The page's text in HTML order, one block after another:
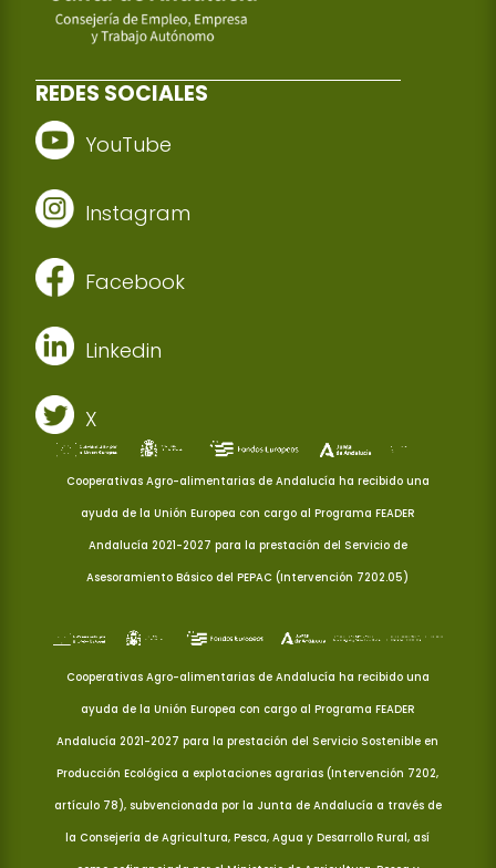
REDES SOCIALES
YouTube
Instagram
Facebook
Linkedin
X
Cooperativas Agro-alimentarias de Andalucía ha recibido una
ayuda de la Unión Europea con cargo al Programa FEADER
Andalucía 2021-2027 para la prestación del Servicio de
Asesoramiento Básico del PEPAC (Intervención 7202.05)
Cooperativas Agro-alimentarias de Andalucía ha recibido una
ayuda de la Unión Europea con cargo al Programa FEADER
Andalucía 2021-2027 para la prestación del Servicio Sostenible en
Producción Ecológica a explotaciones agrarias (Intervención 7202,
artículo 78), subvencionada por la Junta de Andalucía a través de
la Consejería de Agricultura, Pesca, Agua y Desarrollo Rural, así